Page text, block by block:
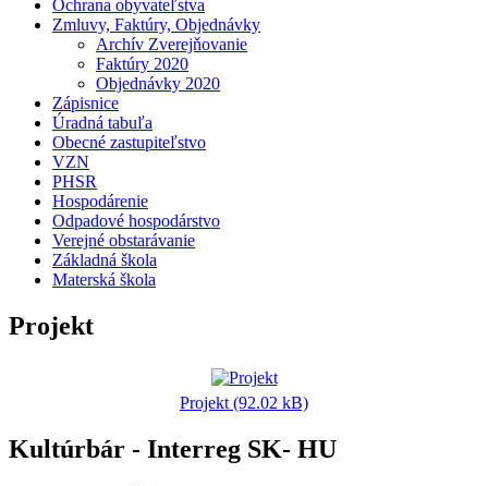
Ochrana obyvateľstva
Zmluvy, Faktúry, Objednávky
Archív Zverejňovanie
Faktúry 2020
Objednávky 2020
Zápisnice
Úradná tabuľa
Obecné zastupiteľstvo
VZN
PHSR
Hospodárenie
Odpadové hospodárstvo
Verejné obstarávanie
Základná škola
Materská škola
Projekt
Projekt (92.02 kB)
Kultúrbár - Interreg SK- HU